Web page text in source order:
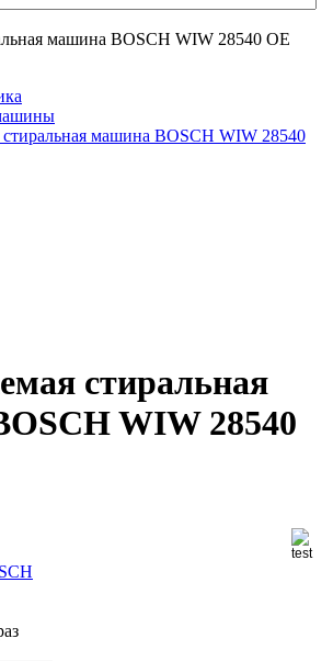
машина BOSCH WIW 28540 OE
стиральная машина BOSCH WIW 28540
стиральная
WIW 28540